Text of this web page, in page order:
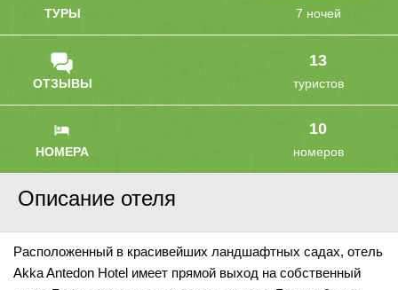
ТУРЫ
7 ночей
ОТЗЫВЫ
13
туристов
НОМЕРА
10
номеров
Описание отеля
Расположенный в красивейших ландшафтных садах, отель
Akka Antedon Hotel имеет прямой выход на собственный